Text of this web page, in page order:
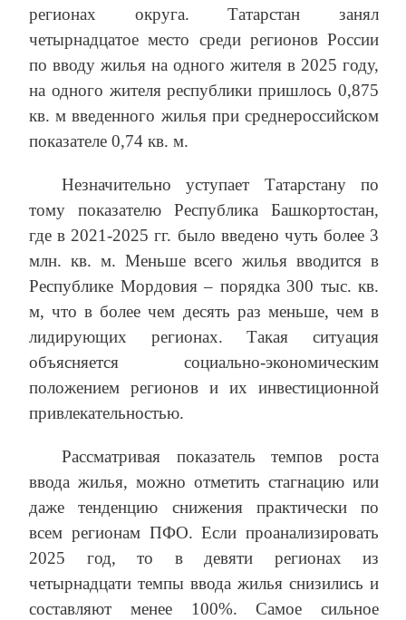
регионах округа. Татарстан занял
четырнадцатое место среди регионов России
по вводу жилья на одного жителя в 2025 году,
на одного жителя республики пришлось 0,875
кв. м введенного жилья при среднероссийском
показателе 0,74 кв. м.
Незначительно уступает Татарстану по
тому показателю Республика Башкортостан,
где в 2021-2025 гг. было введено чуть более 3
млн. кв. м. Меньше всего жилья вводится в
Республике Мордовия – порядка 300 тыс. кв.
м, что в более чем десять раз меньше, чем в
лидирующих регионах. Такая ситуация
объясняется социально-экономическим
положением регионов и их инвестиционной
привлекательностью.
Рассматривая показатель темпов роста
ввода жилья, можно отметить стагнацию или
даже тенденцию снижения практически по
всем регионам ПФО. Если проанализировать
2025 год, то в девяти регионах из
четырнадцати темпы ввода жилья снизились и
составляют менее 100%. Самое сильное